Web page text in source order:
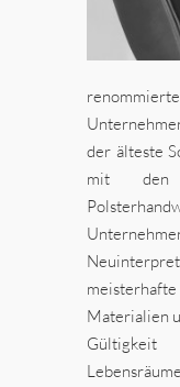
der älteste
mit den
Materialien